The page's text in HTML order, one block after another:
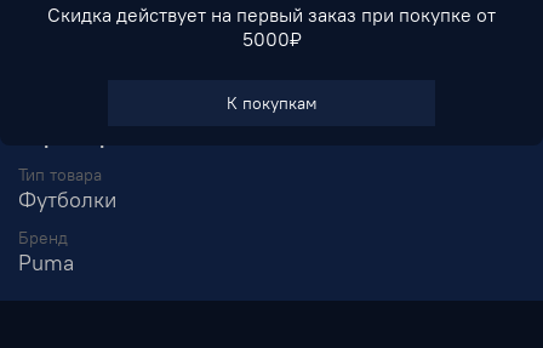
Тип товара
Футболки
Бренд
Puma
Скидка действует на первый заказ при покупке от
5000₽
К покупкам